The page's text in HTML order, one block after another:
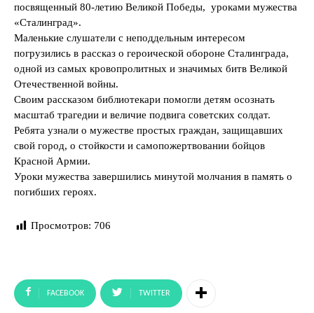
посвященный 80-летию Великой Победы, уроками мужества
«Сталинград».
Маленькие слушатели с неподдельным интересом
погрузились в рассказ о героической обороне Сталинграда,
одной из самых кровопролитных и значимых битв Великой
Отечественной войны.
Своим рассказом библиотекари помогли детям осознать
масштаб трагедии и величие подвига советских солдат.
Ребята узнали о мужестве простых граждан, защищавших
свой город, о стойкости и самопожертвовании бойцов
Красной Армии.
Уроки мужества завершились минутой молчания в память о
погибших героях.
Просмотров: 706
FACEBOOK TWITTER